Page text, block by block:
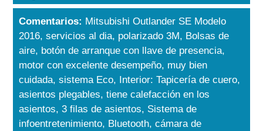
Comentarios: Mitsubishi Outlander SE Modelo
2016, servicios al dia, polarizado 3M, Bolsas de
aire, botón de arranque con llave de presencia,
motor con excelente desempeño, muy bien
cuidada, sistema Eco, Interior: Tapicería de cuero,
asientos plegables, tiene calefacción en los
asientos, 3 filas de asientos, Sistema de
infoentretenimiento, Bluetooth, cámara de